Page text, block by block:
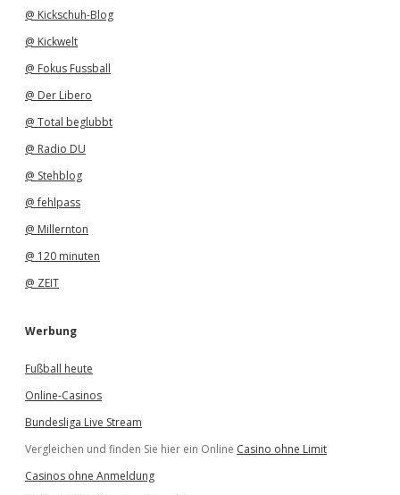
@ Kickschuh-Blog
@ Kickwelt
@ Fokus Fussball
@ Der Libero
@ Total beglubbt
@ Radio DU
@ Stehblog
@ fehlpass
@ Millernton
@ 120 minuten
@ ZEIT
Werbung
Fußball heute
Online-Casinos
Bundesliga Live Stream
Vergleichen und finden Sie hier ein Online Casino ohne Limit
Casinos ohne Anmeldung